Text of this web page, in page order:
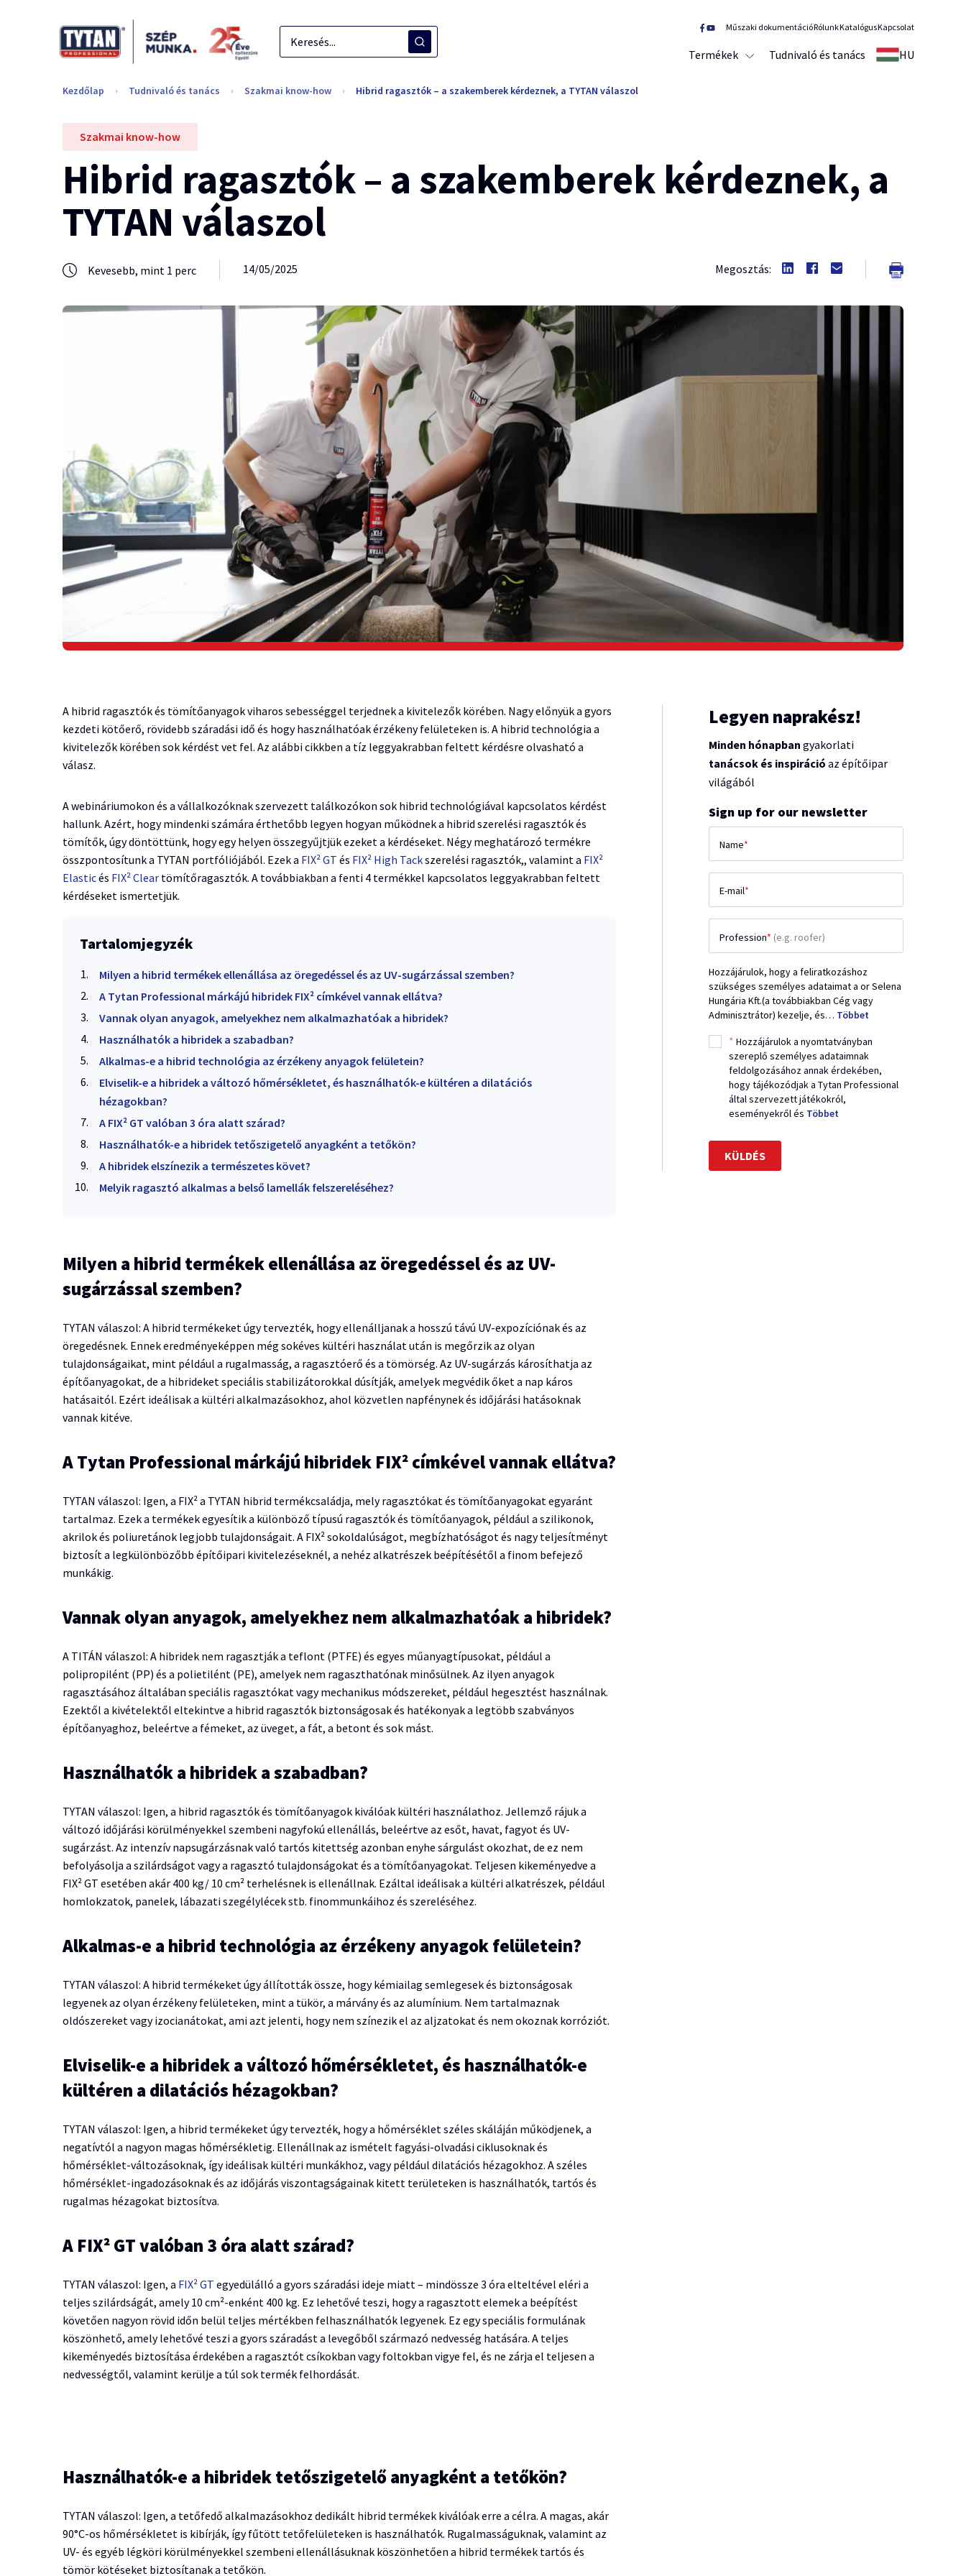
Termékek Tudnivaló és tanács HU
Műszaki dokumentációRólunkKatalógusKapcsolat
Kezdőlap Tudnivaló és tanács Szakmai know-how Hibrid ragasztók – a szakemberek kérdeznek, a TYTAN válaszol
Szakmai know-how
Hibrid ragasztók – a szakemberek kérdeznek, a
TYTAN válaszol
Kevesebb, mint 1 perc 14/05/2025 Megosztás:
A hibrid ragasztók és tömítőanyagok viharos sebességgel terjednek a kivitelezők körében. Nagy előnyük a gyors
kezdeti kötőerő, rövidebb száradási idő és hogy használhatóak érzékeny felületeken is. A hibrid technológia a
kivitelezők körében sok kérdést vet fel. Az alábbi cikkben a tíz leggyakrabban feltett kérdésre olvasható a
válasz.
A webináriumokon és a vállalkozóknak szervezett találkozókon sok hibrid technológiával kapcsolatos kérdést
hallunk. Azért, hogy mindenki számára érthetőbb legyen hogyan működnek a hibrid szerelési ragasztók és
tömítők, úgy döntöttünk, hogy egy helyen összegyűjtjük ezeket a kérdéseket. Négy meghatározó termékre
összpontosítunk a TYTAN portfóliójából. Ezek a FIX² GT és FIX² High Tackszerelési ragasztók,, valamint a FIX²
Elasticés FIX² Clear tömítőragasztók. A továbbiakban a fenti 4 termékkel kapcsolatos leggyakrabban feltett
kérdéseket ismertetjük.
Tartalomjegyzék
Milyen a hibrid termékek ellenállása az öregedéssel és az UV-sugárzással szemben?
A Tytan Professional márkájú hibridek FIX² címkével vannak ellátva?
Vannak olyan anyagok, amelyekhez nem alkalmazhatóak a hibridek?
Használhatók a hibridek a szabadban?
Alkalmas-e a hibrid technológia az érzékeny anyagok felületein?
Elviselik-e a hibridek a változó hőmérsékletet, és használhatók-e kültéren a dilatációs
hézagokban?
A FIX² GT valóban 3 óra alatt szárad?
Használhatók-e a hibridek tetőszigetelő anyagként a tetőkön?
A hibridek elszínezik a természetes követ?
Melyik ragasztó alkalmas a belső lamellák felszereléséhez?
Milyen a hibrid termékek ellenállása az öregedéssel és az UV-
sugárzással szemben?
TYTAN válaszol: A hibrid termékeket úgy tervezték, hogy ellenálljanak a hosszú távú UV-expozíciónak és az
öregedésnek. Ennek eredményeképpen még sokéves kültéri használat után is megőrzik az olyan
tulajdonságaikat, mint például a rugalmasság, a ragasztóerő és a tömörség. Az UV-sugárzás károsíthatja az
építőanyagokat, de a hibrideket speciális stabilizátorokkal dúsítják, amelyek megvédik őket a nap káros
hatásaitól. Ezért ideálisak a kültéri alkalmazásokhoz, ahol közvetlen napfénynek és időjárási hatásoknak
vannak kitéve.
A Tytan Professional márkájú hibridek FIX² címkével vannak ellátva?
TYTAN válaszol: Igen, a FIX² a TYTAN hibrid termékcsaládja, mely ragasztókat és tömítőanyagokat egyaránt
tartalmaz. Ezek a termékek egyesítik a különböző típusú ragasztók és tömítőanyagok, például a szilikonok,
akrilok és poliuretánok legjobb tulajdonságait. A FIX² sokoldalúságot, megbízhatóságot és nagy teljesítményt
biztosít a legkülönbözőbb építőipari kivitelezéseknél, a nehéz alkatrészek beépítésétől a finom befejező
munkákig.
Vannak olyan anyagok, amelyekhez nem alkalmazhatóak a hibridek?
A TITÁN válaszol: A hibridek nem ragasztják a teflont (PTFE) és egyes műanyagtípusokat, például a
polipropilént (PP) és a polietilént (PE), amelyek nem ragaszthatónak minősülnek. Az ilyen anyagok
ragasztásához általában speciális ragasztókat vagy mechanikus módszereket, például hegesztést használnak.
Ezektől a kivételektől eltekintve a hibrid ragasztók biztonságosak és hatékonyak a legtöbb szabványos
építőanyaghoz, beleértve a fémeket, az üveget, a fát, a betont és sok mást.
Használhatók a hibridek a szabadban?
TYTAN válaszol: Igen, a hibrid ragasztók és tömítőanyagok kiválóak kültéri használathoz. Jellemző rájuk a
változó időjárási körülményekkel szembeni nagyfokú ellenállás, beleértve az esőt, havat, fagyot és UV-
sugárzást. Az intenzív napsugárzásnak való tartós kitettség azonban enyhe sárgulást okozhat, de ez nem
befolyásolja a szilárdságot vagy a ragasztó tulajdonságokat és a tömítőanyagokat. Teljesen kikeményedve a
FIX² GT esetében akár 400 kg/ 10 cm² terhelésnek is ellenállnak. Ezáltal ideálisak a kültéri alkatrészek, például
homlokzatok, panelek, lábazati szegélylécek stb. finommunkáihoz és szereléséhez.
Alkalmas-e a hibrid technológia az érzékeny anyagok felületein?
TYTAN válaszol: A hibrid termékeket úgy állították össze, hogy kémiailag semlegesek és biztonságosak
legyenek az olyan érzékeny felületeken, mint a tükör, a márvány és az alumínium. Nem tartalmaznak
oldószereket vagy izocianátokat, ami azt jelenti, hogy nem színezik el az aljzatokat és nem okoznak korróziót.
Elviselik-e a hibridek a változó hőmérsékletet, és használhatók-e
kültéren a dilatációs hézagokban?
TYTAN válaszol: Igen, a hibrid termékeket úgy tervezték, hogy a hőmérséklet széles skáláján működjenek, a
negatívtól a nagyon magas hőmérsékletig. Ellenállnak az ismételt fagyási-olvadási ciklusoknak és
hőmérséklet-változásoknak, így ideálisak kültéri munkákhoz, vagy például dilatációs hézagokhoz. A széles
hőmérséklet-ingadozásoknak és az időjárás viszontagságainak kitett területeken is használhatók, tartós és
rugalmas hézagokat biztosítva.
A FIX² GT valóban 3 óra alatt szárad?
TYTAN válaszol: Igen, a FIX² GT egyedülálló a gyors száradási ideje miatt – mindössze 3 óra elteltével eléri a
teljes szilárdságát, amely 10 cm²-enként 400 kg. Ez lehetővé teszi, hogy a ragasztott elemek a beépítést
követően nagyon rövid időn belül teljes mértékben felhasználhatók legyenek. Ez egy speciális formulának
köszönhető, amely lehetővé teszi a gyors száradást a levegőből származó nedvesség hatására. A teljes
kikeményedés biztosítása érdekében a ragasztót csíkokban vagy foltokban vigye fel, és ne zárja el teljesen a
nedvességtől, valamint kerülje a túl sok termék felhordását.
Használhatók-e a hibridek tetőszigetelő anyagként a tetőkön?
TYTAN válaszol: Igen, a tetőfedő alkalmazásokhoz dedikált hibrid termékek kiválóak erre a célra. A magas, akár
90°C-os hőmérsékletet is kibírják, így fűtött tetőfelületeken is használhatók. Rugalmasságuknak, valamint az
UV- és egyéb légköri körülményekkel szembeni ellenállásuknak köszönhetően a hibrid termékek tartós és
tömör kötéseket biztosítanak a tetőkön.
Legyen naprakész!
Minden hónapban gyakorlati
tanácsok és inspiráció az építőipar
világából
Sign up for our newsletter
Name*
E-mail*
Profession* (e.g. roofer)
Hozzájárulok, hogy a feliratkozáshoz
szükséges személyes adataimat a or Selena
Hungária Kft.(a továbbiakban Cég vagy
Adminisztrátor) kezelje, és… Többet
* Hozzájárulok a nyomtatványban
szereplő személyes adataimnak
feldolgozásához annak érdekében,
hogy tájékozódjak a Tytan Professional
által szervezett játékokról,
eseményekről és Többet